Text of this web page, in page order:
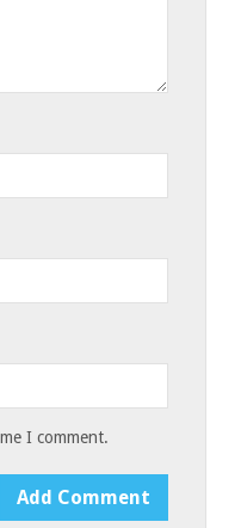
I comment.